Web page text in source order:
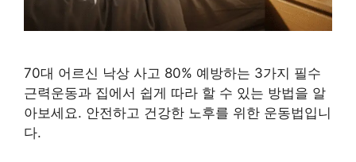
70대 어르신 낙상 사고 80% 예방하는 3가지 필수
근력운동과 집에서 쉽게 따라 할 수 있는 방법을 알
아보세요. 안전하고 건강한 노후를 위한 운동법입니
다.